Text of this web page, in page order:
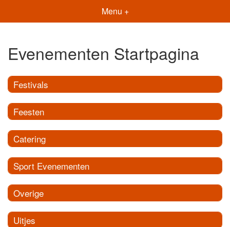
Menu +
Evenementen Startpagina
Festivals
Feesten
Catering
Sport Evenementen
Overige
Uitjes